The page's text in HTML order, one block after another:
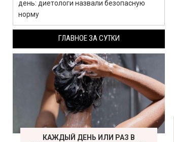
день: диетологи назвали безопасную
норму
ГЛАВНОЕ ЗА СУТКИ
КАЖДЫЙ ДЕНЬ ИЛИ РАЗ В